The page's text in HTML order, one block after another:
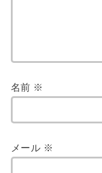
名前 ※
メール ※